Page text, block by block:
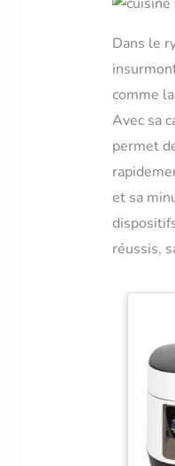
Dans le
comme
Avec sa
permet
et sa
réussis,